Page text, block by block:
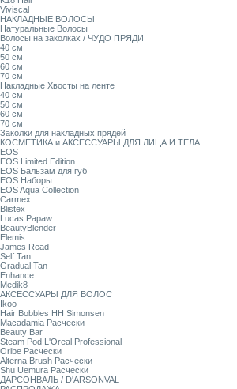
Viviscal
НАКЛАДНЫЕ ВОЛОСЫ
Натуральные Волосы
Волосы на заколках / ЧУДО ПРЯДИ
40 см
50 см
60 см
70 см
Накладные Хвосты на ленте
40 см
50 см
60 см
70 см
Заколки для накладных прядей
КОСМЕТИКА и АКСЕССУАРЫ ДЛЯ ЛИЦА И ТЕЛА
EOS
EOS Limited Edition
EOS Бальзам для губ
EOS Наборы
EOS Aqua Collection
Carmex
Blistex
Lucas Papaw
BeautyBlender
Elemis
James Read
Self Tan
Gradual Tan
Enhance
Medik8
АКСЕССУАРЫ ДЛЯ ВОЛОС
Ikoo
Hair Bobbles HH Simonsen
Macadamia Расчески
Beauty Bar
Steam Pod L'Oreal Professional
Oribe Расчески
Alterna Brush Расчески
Shu Uemura Расчески
ДАРСОНВАЛЬ / D'ARSONVAL